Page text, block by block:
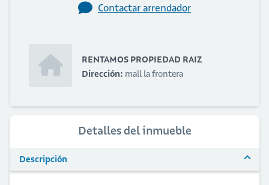
Contactar arrendador
RENTAMOS PROPIEDAD RAIZ
Dirección: mall la frontera
Detalles del inmueble
Descripción